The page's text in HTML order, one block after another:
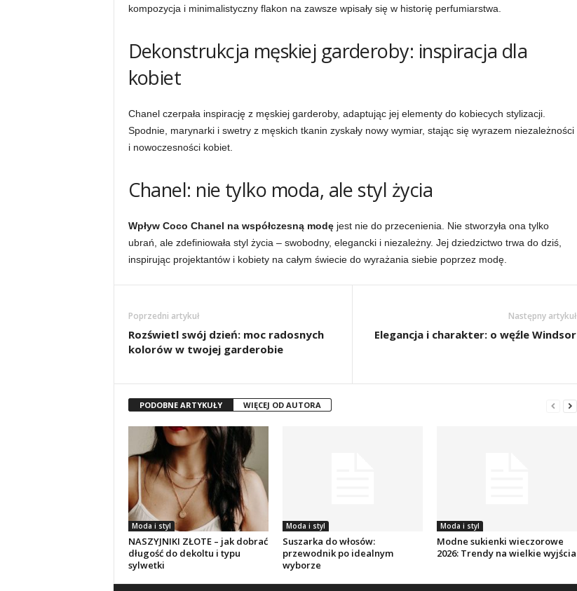
kompozycja i minimalistyczny flakon na zawsze wpisały się w historię perfumiarstwa.
Dekonstrukcja męskiej garderoby: inspiracja dla
kobiet
Chanel czerpała inspirację z męskiej garderoby, adaptując jej elementy do kobiecych stylizacji.
Spodnie, marynarki i swetry z męskich tkanin zyskały nowy wymiar, stając się wyrazem niezależności
i nowoczesności kobiet.
Chanel: nie tylko moda, ale styl życia
Wpływ Coco Chanel na współczesną modęjest nie do przecenienia. Nie stworzyła ona tylko
ubrań, ale zdefiniowała styl życia – swobodny, elegancki i niezależny. Jej dziedzictwo trwa do dziś,
inspirując projektantów i kobiety na całym świecie do wyrażania siebie poprzez modę.
Poprzedni artykuł
Rozświetl swój dzień: moc radosnych
kolorów w twojej garderobie
Następny artykuł
Elegancja i charakter: o węźle Windsor
PODOBNE ARTYKUŁY WIĘCEJ OD AUTORA
Moda i styl
NASZYJNIKI ZŁOTE – jak dobrać
długość do dekoltu i typu
sylwetki
Moda i styl
Suszarka do włosów:
przewodnik po idealnym
wyborze
Moda i styl
Modne sukienki wieczorowe
2026: Trendy na wielkie wyjścia